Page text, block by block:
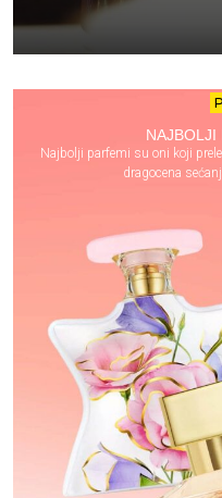
NAJBOLJI
Najbolji parfemi su oni koji
dragocena